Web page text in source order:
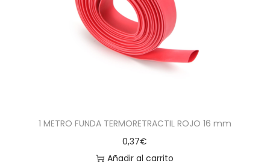
1 METRO FUNDA TERMORETRACTIL ROJO 16 mm
0,37€
Añadir al carrito